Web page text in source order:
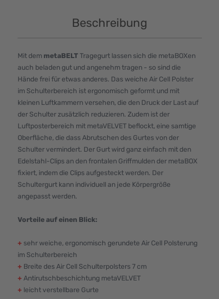
Beschreibung
Mit dem metaBELTTragegurt lassen sich die metaBOXen
auch beladen gut und angenehm tragen - so sind die
Hände frei für etwas anderes. Das weiche Air Cell Polster
im Schulterbereich ist ergonomisch geformt und mit
kleinen Luftkammern versehen, die den Druck der Last auf
der Schulter zusätzlich reduzieren. Zudem ist der
Luftposterbereich mit metaVELVET beflockt, eine samtige
Oberfläche, die dass Abrutschen des Gurtes von der
Schulter vermindert. Der Gurt wird ganz einfach mit den
Edelstahl-Clips an den frontalen Griffmulden der metaBOX
fixiert, indem die Clips aufgesteckt werden. Der
Schultergurt kann individuell an jede Körpergröße
angepasst werden.
Vorteile auf einen Blick:
+ sehr weiche, ergonomisch gerundete Air Cell Polsterung
im Schulterbereich
+ Breite des Air Cell Schulterpolsters 7 cm
+ Antirutschbeschichtung metaVELVET
+ leicht verstellbare Gurte